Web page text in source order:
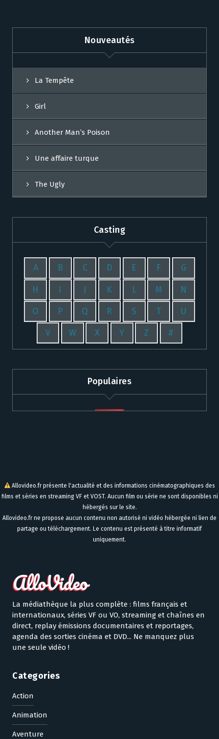
Nouveautés
La Tempête
Girl
Another Man’s Poison
Une affaire turque
The Ugly
Casting
A B C D E F G
H I J K L M N
O P Q R S T U
V W X Y Z #
Populaires
Allovideo.fr présente l'actualité et des informations cinématographiques des
films et séries en streaming VF et VOST. Aucun film ou série ne sont disponibles ni
hébergés sur le site.
Allovideo.fr ne propose aucun contenu non autorisé ni vidéo hébergée ni lien de
partage ou téléchargement. Le contenu est présenté à titre informatif
uniquement.
La médiathèque la plus complète : films français et
internationaux, séries VF ou VO, streaming et chaînes en
direct, replay émissions documentaires et reportages,
agenda des sorties cinéma et DVD... Ne manquez plus
une seule vidéo !
Categories
Action
Animation
Aventure